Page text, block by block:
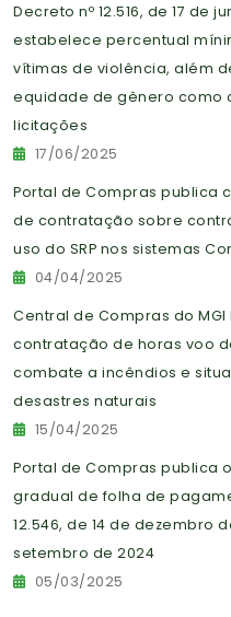
Decreto nº 12.516, de 17 de
estabelece percentual
vítimas de violência, além
equidade de gênero como
licitações
17/06/2025
Portal de Compras publica
de contratação sobre
uso do SRP nos sistemas
04/04/2025
Central de Compras do MGI
contratação de horas voo
combate a incêndios e
desastres naturais
15/04/2025
Portal de Compras publica
gradual de folha de
12.546, de 14 de dezembro
setembro de 2024
05/03/2025